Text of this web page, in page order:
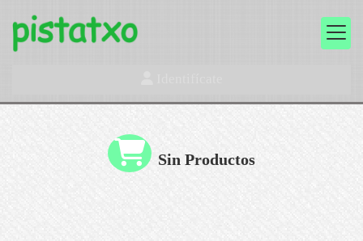
Sin Productos